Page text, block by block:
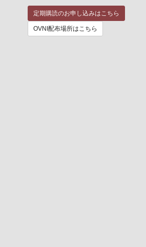
定期購読のお申し込みはこちら
OVNI配布場所はこちら